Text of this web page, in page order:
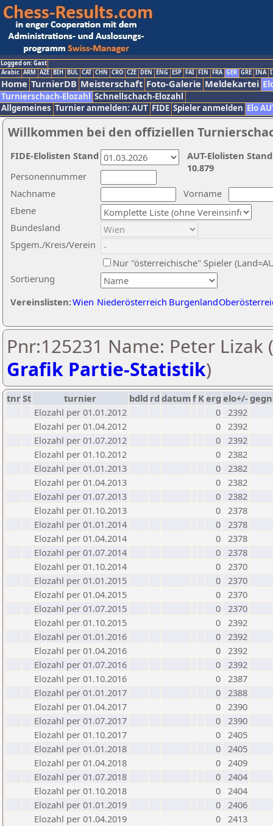
Logged on: Gast
Arabic ARM AZE BIH BUL CAT CHN CRO CZE DEN ENG ESP FAI FIN FRA GER GRE INA
Home TurnierDB Meisterschaft Foto-Galerie Meldekartei
Turnierschach-Elozahl Schnellschach-Elozahl
Allgemeines Turnier anmelden: AUT FIDE Spieler anmelden Elo
Willkommen bei den offiziellen
Nachname
Vorname
Ebene
Sortierung
Personennummer
Bundesland
Spgem./Kreis/Verein
Nur "österreichische" Spieler
Vereinslisten:Wien Niederösterreich Burgenland
AUT-Elolisten
10.879
FIDE-Elolisten Stand
Pnr:125231 Name: Peter Lizak (
Grafik Partie-Statistik)
tnrSt turnier bdld rd datumf Kerg elo+/-
Elozahl per 01.01.2012
0 2392
Elozahl per 01.04.2012
0 2392
Elozahl per 01.07.2012
0 2392
Elozahl per 01.10.2012
0 2382
Elozahl per 01.01.2013
0 2382
Elozahl per 01.04.2013
0 2382
Elozahl per 01.07.2013
0 2382
Elozahl per 01.10.2013
0 2378
Elozahl per 01.01.2014
0 2378
Elozahl per 01.04.2014
0 2378
Elozahl per 01.07.2014
0 2378
Elozahl per 01.10.2014
0 2370
Elozahl per 01.01.2015
0 2370
Elozahl per 01.04.2015
0 2370
Elozahl per 01.07.2015
0 2370
Elozahl per 01.10.2015
0 2392
Elozahl per 01.01.2016
0 2392
Elozahl per 01.04.2016
0 2392
Elozahl per 01.07.2016
0 2392
Elozahl per 01.10.2016
0 2387
Elozahl per 01.01.2017
0 2388
Elozahl per 01.04.2017
0 2390
Elozahl per 01.07.2017
0 2390
Elozahl per 01.10.2017
0 2405
Elozahl per 01.01.2018
0 2405
Elozahl per 01.04.2018
0 2409
Elozahl per 01.07.2018
0 2404
Elozahl per 01.10.2018
0 2404
Elozahl per 01.01.2019
0 2406
Elozahl per 01.04.2019
0 2413